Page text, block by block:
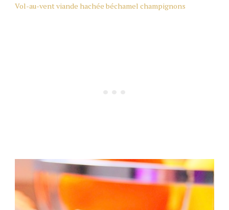
Vol-au-vent viande hachée béchamel champignons